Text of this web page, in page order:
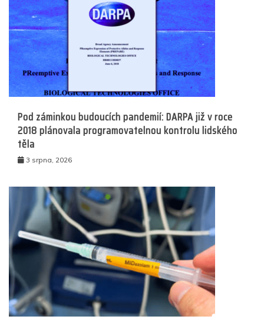
Pod záminkou budoucích pandemií: DARPA již v roce
2018 plánovala programovatelnou kontrolu lidského
těla
3 srpna, 2026